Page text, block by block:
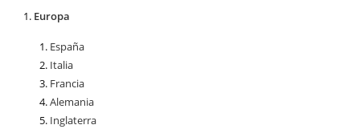
Europa
España
Italia
Francia
Alemania
Inglaterra